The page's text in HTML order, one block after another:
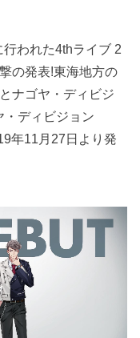
われた4thライブ 2
の発表!東海地方の
ナゴヤ・ディビジ
・ディビジョン
年11月27日より発